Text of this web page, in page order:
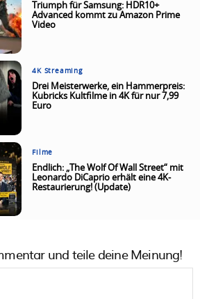
Triumph für Samsung: HDR10+
Advanced kommt zu Amazon Prime
Video
4K Streaming
Drei Meisterwerke, ein Hammerpreis:
Kubricks Kultfilme in 4K für nur 7,99
Euro
Filme
Endlich: „The Wolf Of Wall Street“ mit
Leonardo DiCaprio erhält eine 4K-
Restaurierung! (Update)
und teile deine Meinung!